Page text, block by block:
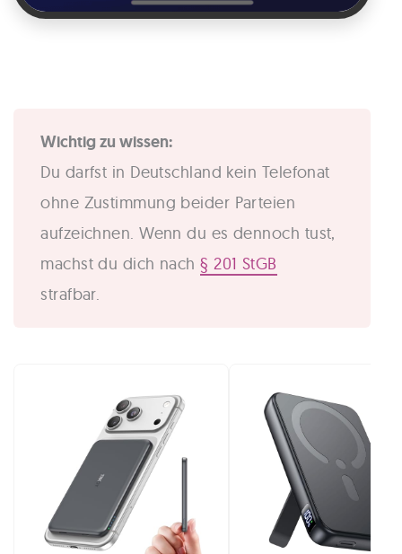
Wichtig zu wissen:
Du darfst in Deutschland kein Telefonat
ohne Zustimmung beider Parteien
aufzeichnen. Wenn du es dennoch tust,
machst du dich nach§ 201 StGB
strafbar.